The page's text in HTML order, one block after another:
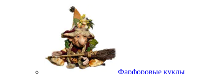
Фарфоровые куклы